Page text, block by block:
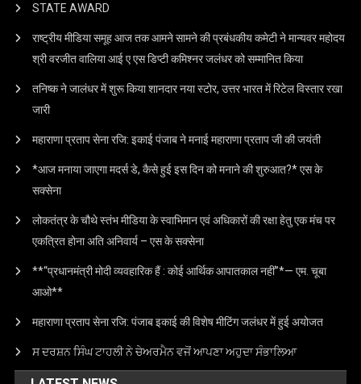
STATE AWARD
राष्ट्रीय मीडिया समूह आज तक आमने सामने की प्रबंधकीय कमेटी ने मान्यवर महोदय
श्री वरजीत वालिया आई ए एस डिप्टी कमिश्नर जलंधर को सम्मानित किया
तनिष्क ने जालंधर में शुरू किया शानदार नया स्टोर, उत्तर भारत में रिटेल विस्तार रखा
जारी
महाराणा प्रताप सेना रजि: इकाई पंजाब ने मनाई महाराणा प्रताप जी की जयंती
*आज मनाया जाएगा मदर्स डे, कैसे हुई इस दिन को मनाने की शुरुआत?* एस के
सक्सेना
लोकतंत्र के चौथे स्तंभ मीडिया के स्वाभिमान एवं अधिकारों की रक्षा हेतु एक मंच पर
एकत्रित होना अति अनिवार्य – एस के सक्सेना
**“प्रधानमंत्री मोदी व्यवहारिक हैं : कोई आर्थिक आपातकाल नहीं”*— एम. चूबा
आओ**
महाराणा प्रताप सेना रजि: पंजाब इकाई की विशेष मीटिंग जलंधर में हुई अयोजत
ਸ ਦਰਸ਼ਨ ਸਿੰਘ ਟਾਹਲੀ ਨੇ ਚੇਅਰਮੈਨ ਵਜੋਂ ਆਪਣਾ ਅਹੁਦਾ ਸੰਭਾਲਿਆ